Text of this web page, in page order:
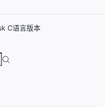
C语言版本